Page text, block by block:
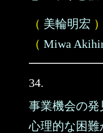
（ 美輪明宏 ）
（ Miwa
34.
事業機会の発
心理的な困難